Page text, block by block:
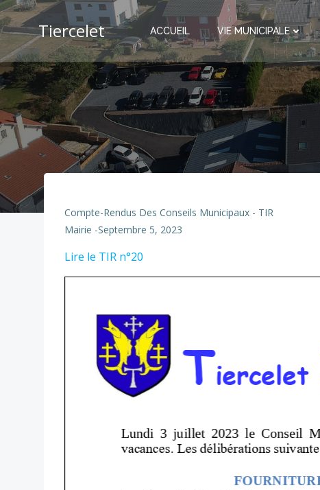
Aller
au
contenuTiercelet ACCUEIL VIE MUNICIPALE
Compte-Rendus Des Conseils Municipaux - TIR
Mairie -Septembre 5, 2023
Lire le TIR n°20